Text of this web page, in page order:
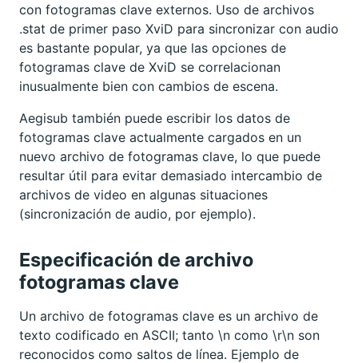
con fotogramas clave externos. Uso de archivos
.stat de primer paso XviD para sincronizar con audio
es bastante popular, ya que las opciones de
fotogramas clave de XviD se correlacionan
inusualmente bien con cambios de escena.
Aegisub también puede escribir los datos de
fotogramas clave actualmente cargados en un
nuevo archivo de fotogramas clave, lo que puede
resultar útil para evitar demasiado intercambio de
archivos de video en algunas situaciones
(sincronización de audio, por ejemplo).
Especificación de archivo
fotogramas clave
Un archivo de fotogramas clave es un archivo de
texto codificado en ASCII; tanto \n como \r\n son
reconocidos como saltos de línea. Ejemplo de